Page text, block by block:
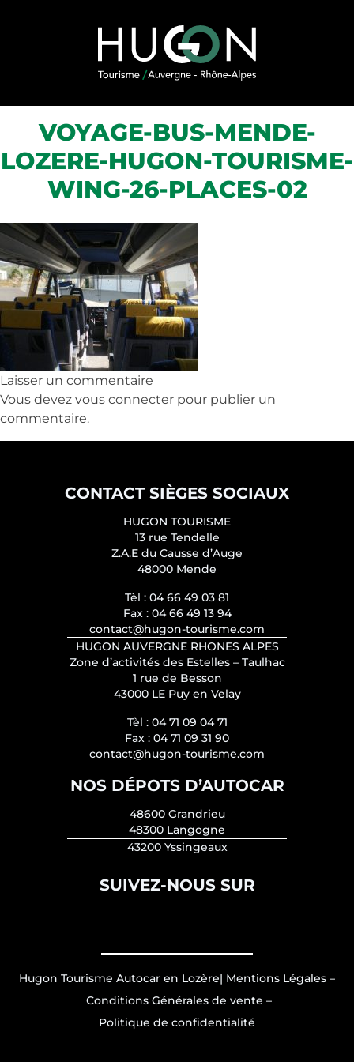
VOYAGE-BUS-MENDE-
LOZERE-HUGON-TOURISME-
WING-26-PLACES-02
Laisser un commentaire
Vous devez vous connecter pour publier un
commentaire.
CONTACT SIÈGES SOCIAUX
HUGON TOURISME
13 rue Tendelle
Z.A.E du Causse d’Auge
48000 Mende
Tèl : 04 66 49 03 81
Fax : 04 66 49 13 94
contact@hugon-tourisme.com
HUGON AUVERGNE RHONES ALPES
Zone d’activités des Estelles – Taulhac
1 rue de Besson
43000 LE Puy en Velay
Tèl : 04 71 09 04 71
Fax : 04 71 09 31 90
contact@hugon-tourisme.com
NOS DÉPOTS D’AUTOCAR
48600 Grandrieu
48300 Langogne
43200 Yssingeaux
SUIVEZ-NOUS SUR
Hugon Tourisme Autocar en Lozère| Mentions Légales –
Conditions Générales de vente –
Politique de confidentialité